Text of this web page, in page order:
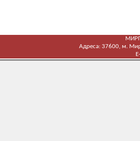
Адреса: 37600, м.